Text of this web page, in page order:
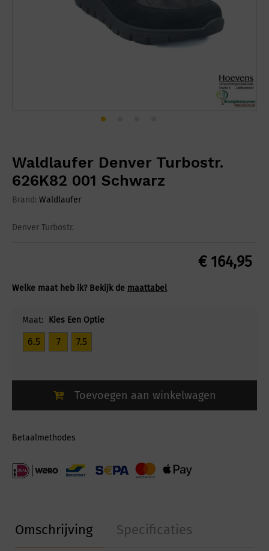
Waldlaufer Denver Turbostr.
626K82 001 Schwarz
Brand: Waldlaufer
Denver Turbostr.
€164,95
Welke maat heb ik? Bekijk de maattabel
Maat: Kies Een Optie
6.5 7 7.5
Toevoegen aan winkelwagen
Betaalmethodes
Omschrijving Specificaties